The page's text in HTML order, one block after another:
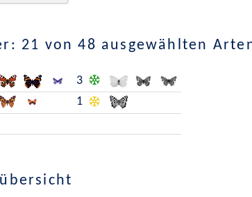
21 von 48 ausgewählten
3
1